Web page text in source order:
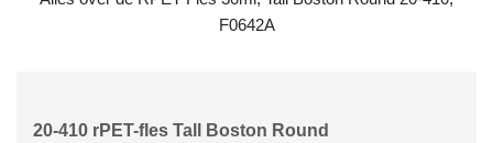
F0642A
20-410 rPET-fles Tall Boston Round